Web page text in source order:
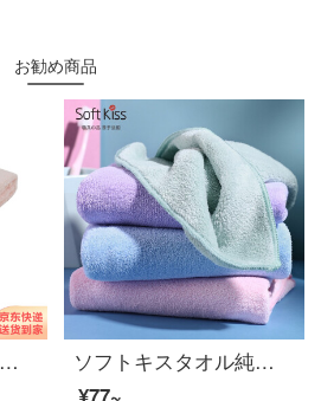
お勧め商品
日本の製造原装輸入浅野airkaol純綿タオルの強い吸水ティッシュ柔らか洗顔タオルPrincessシリーズ32*85 cm粉ミルク色
ソフトキスタオル純綿顔を洗う家庭用綿丸ごと柔軟に髪の毛を拭いて乾かします。ガーゼ大人は水を吸わないと毛色が落ちません。35*75 cmピンクのスカーフ30*30 cm 35*75
¥77~